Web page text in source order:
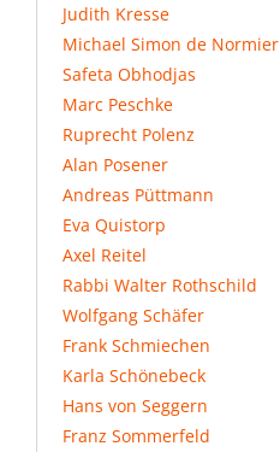
Judith Kresse
Michael Simon de Normier
Safeta Obhodjas
Marc Peschke
Ruprecht Polenz
Alan Posener
Andreas Püttmann
Eva Quistorp
Axel Reitel
Rabbi Walter Rothschild
Wolfgang Schäfer
Frank Schmiechen
Karla Schönebeck
Hans von Seggern
Franz Sommerfeld